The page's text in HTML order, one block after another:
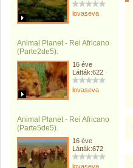
lovaseva
Animal Planet - Rei Africano
(Parte2de5).
16 éve
Látták:622
lovaseva
Animal Planet - Rei Africano
(Parte5de5).
16 éve
Látták:672
lovaseva